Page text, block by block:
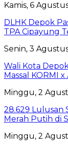
Kamis, 6
DLHK Depok
TPA Cipayung
Senin, 3
Wali Kota
Massal KORMI
Minggu, 2
28.629 Lulusan
Merah Putih di
Minggu, 2